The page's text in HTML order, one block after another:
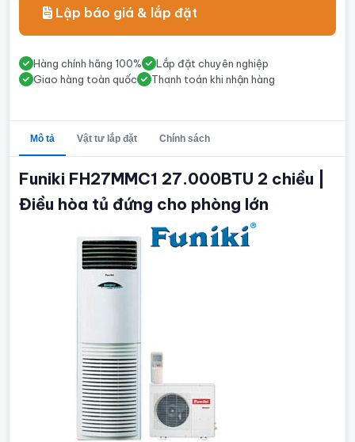
Lập báo giá & lắp đặt
Hàng chính hãng 100%
Lắp đặt chuyên nghiệp
Giao hàng toàn quốc
Thanh toán khi nhận hàng
Mô tả Vật tư lắp đặt Chính sách
Funiki FH27MMC1 27.000BTU 2 chiều |
Điều hòa tủ đứng cho phòng lớn